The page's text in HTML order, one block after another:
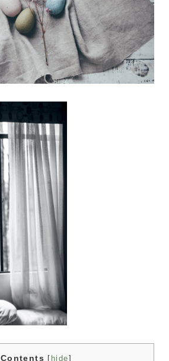
Contents hide